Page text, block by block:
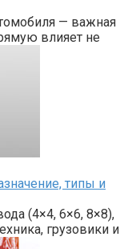
— важная
влияет не
типы и
(4×4, 6×6, 8×8),
грузовики и